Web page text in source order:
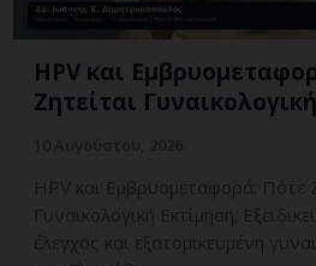
HPV και
Ζητείται
HPV και Εμβρυομεταφορά: Πότε
Γυναικολογική Εκτίμηση;
έλεγχος και εξατομικευμένη